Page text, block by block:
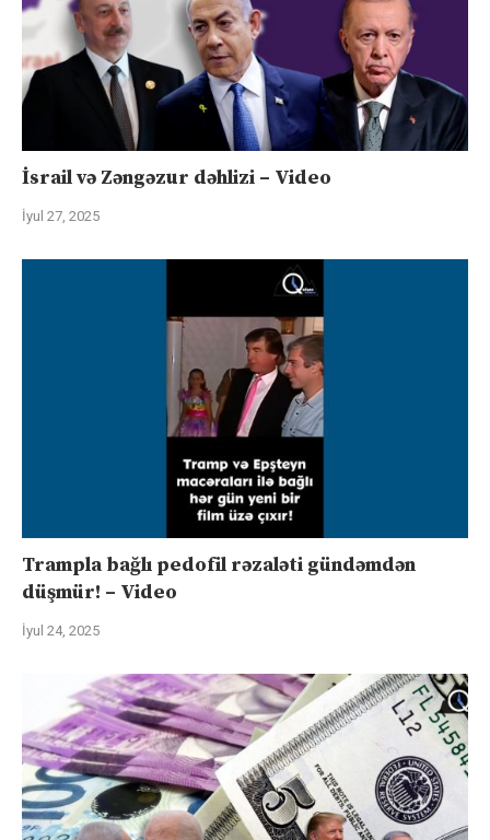
İsrail və Zəngəzur dəhlizi – Video
İyul 27, 2025
Trampla bağlı pedofil rəzaləti gündəmdən
düşmür! – Video
İyul 24, 2025